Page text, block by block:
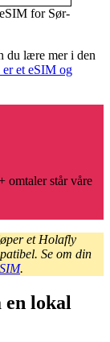
for Sør-
du lære mer i den
et eSIM og
omtaler står våre
et Holafly
Se om din
.
lokal